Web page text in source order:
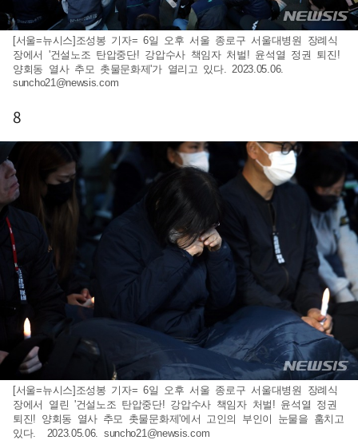
[서울=뉴시스]조성봉 기자= 6일 오후 서울 종로구 서울대병원 장례식
장에서 '건설노조 탄압중단! 강압수사 책임자 처벌! 윤석열 정권 퇴진!
양회동 열사 추모 촛물문화제'가 열리고 있다. 2023.05.06.
suncho21@newsis.com
8
[서울=뉴시스]조성봉 기자= 6일 오후 서울 종로구 서울대병원 장례식
장에서 열린 '건설노조 탄압중단! 강압수사 책임자 처벌! 윤석열 정권
퇴진! 양회동 열사 추모 촛물문화제'에서 고인의 부인이 눈물을 훔치고
있다. 2023.05.06. suncho21@newsis.com